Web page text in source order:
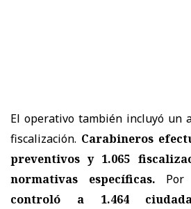
El operativo también incluyó un
fiscalización. Carabineros
preventivos y 1.065
normativas específicas.
controló a 1.464